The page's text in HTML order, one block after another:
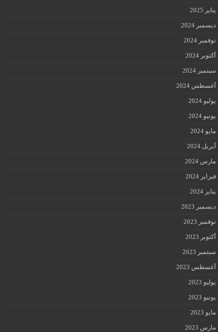
يناير 2025
ديسمبر 2024
نوفمبر 2024
أكتوبر 2024
سبتمبر 2024
أغسطس 2024
يوليو 2024
يونيو 2024
مايو 2024
أبريل 2024
مارس 2024
فبراير 2024
يناير 2024
ديسمبر 2023
نوفمبر 2023
أكتوبر 2023
سبتمبر 2023
أغسطس 2023
يوليو 2023
يونيو 2023
مايو 2023
مارس 2023